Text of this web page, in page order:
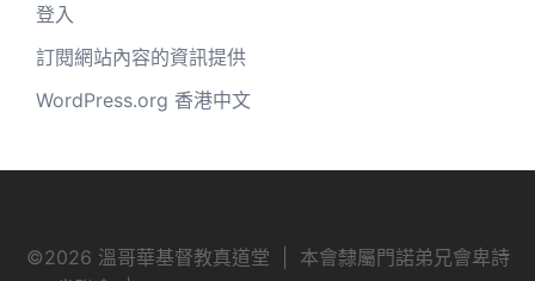
登入
訂閱網站內容的資訊提供
WordPress.org 香港中文
©2026 溫哥華基督教真道堂 | 本會隸屬門諾弟兄會卑詩